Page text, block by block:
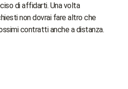
di affidarti. Una volta
non dovrai fare altro che
contratti anche a distanza.